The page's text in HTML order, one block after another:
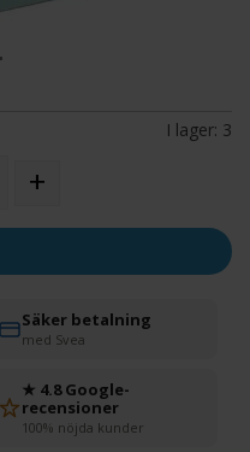
I lager: 3
+
Säker betalning
med Svea
★ 4.8 Google-
recensioner
100% nöjda kunder